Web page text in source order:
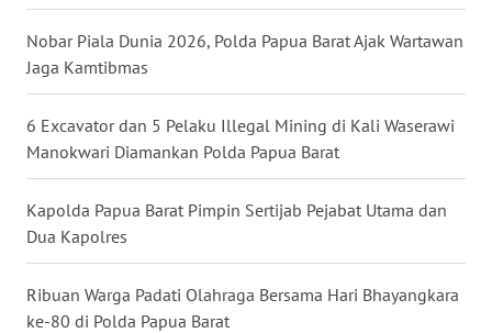
Nobar Piala Dunia 2026, Polda Papua Barat Ajak Wartawan
Jaga Kamtibmas
6 Excavator dan 5 Pelaku Illegal Mining di Kali Waserawi
Manokwari Diamankan Polda Papua Barat
Kapolda Papua Barat Pimpin Sertijab Pejabat Utama dan
Dua Kapolres
Ribuan Warga Padati Olahraga Bersama Hari Bhayangkara
ke-80 di Polda Papua Barat
WN
KALTARA
WN
KALSEL
WN
KALTIM
SULSEL